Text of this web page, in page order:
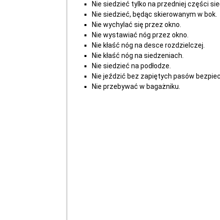
Nie siedzieć tylko na przedniej części
Nie siedzieć, będąc skierowanym w bok.
Nie wychylać się przez okno.
Nie wystawiać nóg przez okno.
Nie kłaść nóg na desce rozdzielczej.
Nie kłaść nóg na siedzeniach.
Nie siedzieć na podłodze.
Nie jeździć bez zapiętych pasów
Nie przebywać w bagażniku.